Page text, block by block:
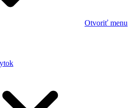
Otvoriť menu